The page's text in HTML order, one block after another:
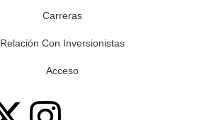
Carreras
Relación Con Inversionistas
Acceso